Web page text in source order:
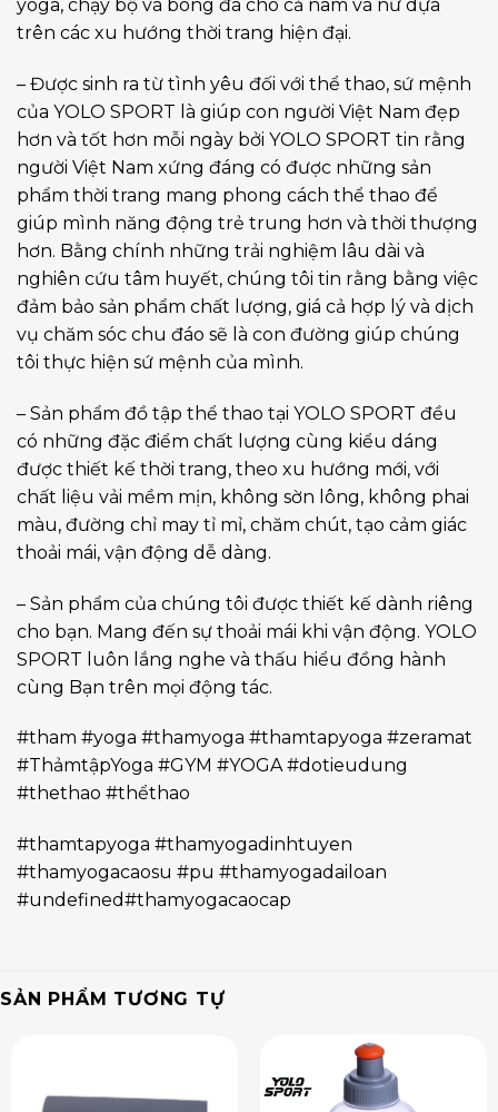
yoga, chạy bộ và bóng đá cho cả nam và nữ dựa
trên các xu hướng thời trang hiện đại.
– Được sinh ra từ tình yêu đối với thể thao, sứ mệnh
của YOLO SPORT là giúp con người Việt Nam đẹp
hơn và tốt hơn mỗi ngày bởi YOLO SPORT tin rằng
người Việt Nam xứng đáng có được những sản
phẩm thời trang mang phong cách thể thao để
giúp mình năng động trẻ trung hơn và thời thượng
hơn. Bằng chính những trải nghiệm lâu dài và
nghiên cứu tâm huyết, chúng tôi tin rằng bằng việc
đảm bảo sản phẩm chất lượng, giá cả hợp lý và dịch
vụ chăm sóc chu đáo sẽ là con đường giúp chúng
tôi thực hiện sứ mệnh của mình.
– Sản phẩm đồ tập thể thao tại YOLO SPORT đều
có những đặc điểm chất lượng cùng kiểu dáng
được thiết kế thời trang, theo xu hướng mới, với
chất liệu vải mềm mịn, không sờn lông, không phai
màu, đường chỉ may tỉ mỉ, chăm chút, tạo cảm giác
thoải mái, vận động dễ dàng.
– Sản phẩm của chúng tôi được thiết kế dành riêng
cho bạn. Mang đến sự thoải mái khi vận động. YOLO
SPORT luôn lắng nghe và thấu hiểu đồng hành
cùng Bạn trên mọi động tác.
#tham #yoga #thamyoga #thamtapyoga #zeramat
#ThảmtậpYoga #GYM #YOGA #dotieudung
#thethao #thểthao
#thamtapyoga #thamyogadinhtuyen
#thamyogacaosu #pu #thamyogadailoan
#undefined#thamyogacaocap
SẢN PHẨM TƯƠNG TỰ